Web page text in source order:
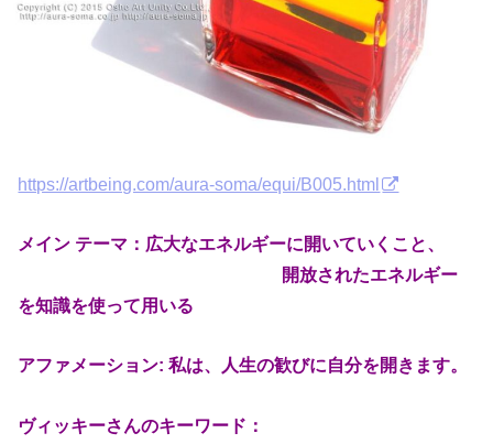
https://artbeing.com/aura-soma/equi/B005.html
メイン テーマ：広大なエネルギーに開いていくこと、
開放されたエネルギー
を知識を使って用いる
アファメーション: 私は、人生の歓びに自分を開きます。
ヴィッキーさんのキーワード：